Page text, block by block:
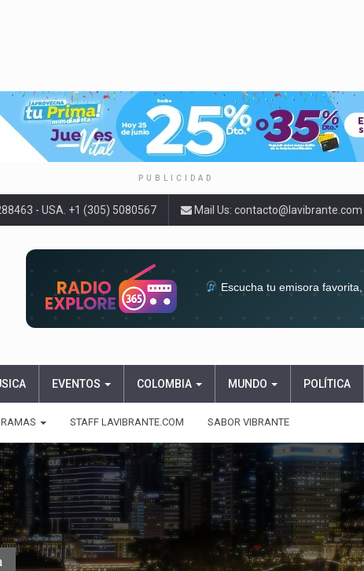
PUBLICIDAD
- USA. +1 (305) 5080567 Mail Us: contacto@lavibrante.com
Escucha tu emisora
EVENTOS COLOMBIA MUNDO POLÍTICA
STAFF LAVIBRANTE.COM SABOR VIBRANTE